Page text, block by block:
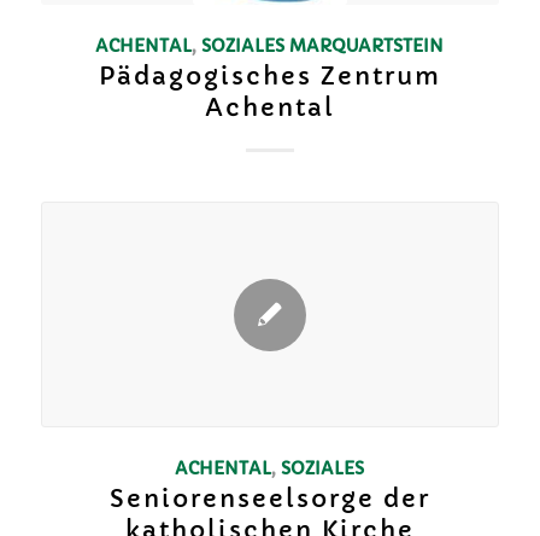
ACHENTAL,SOZIALES MARQUARTSTEIN
Pädagogisches Zentrum
Achental
ACHENTAL,SOZIALES
Seniorenseelsorge der